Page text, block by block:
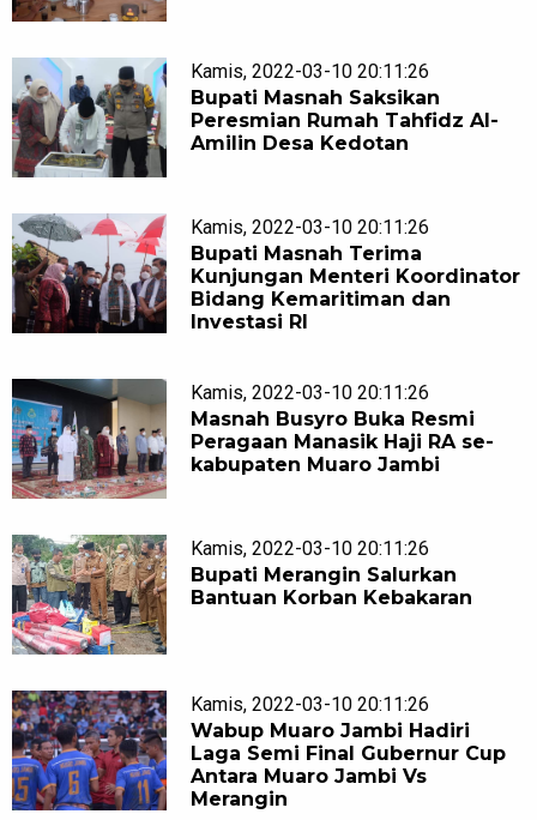
Kamis, 2022-03-10 20:11:26
Bupati Masnah Saksikan
Peresmian Rumah Tahfidz Al-
Amilin Desa Kedotan
Kamis, 2022-03-10 20:11:26
Bupati Masnah Terima
Kunjungan Menteri Koordinator
Bidang Kemaritiman dan
Investasi RI
Kamis, 2022-03-10 20:11:26
Masnah Busyro Buka Resmi
Peragaan Manasik Haji RA se-
kabupaten Muaro Jambi
Kamis, 2022-03-10 20:11:26
Bupati Merangin Salurkan
Bantuan Korban Kebakaran
Kamis, 2022-03-10 20:11:26
Wabup Muaro Jambi Hadiri
Laga Semi Final Gubernur Cup
Antara Muaro Jambi Vs
Merangin